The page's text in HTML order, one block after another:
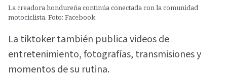
La creadora hondureña continúa conectada con la comunidad
motociclista. Foto: Facebook
La tiktoker también publica videos de
entretenimiento, fotografías, transmisiones y
momentos de su rutina.